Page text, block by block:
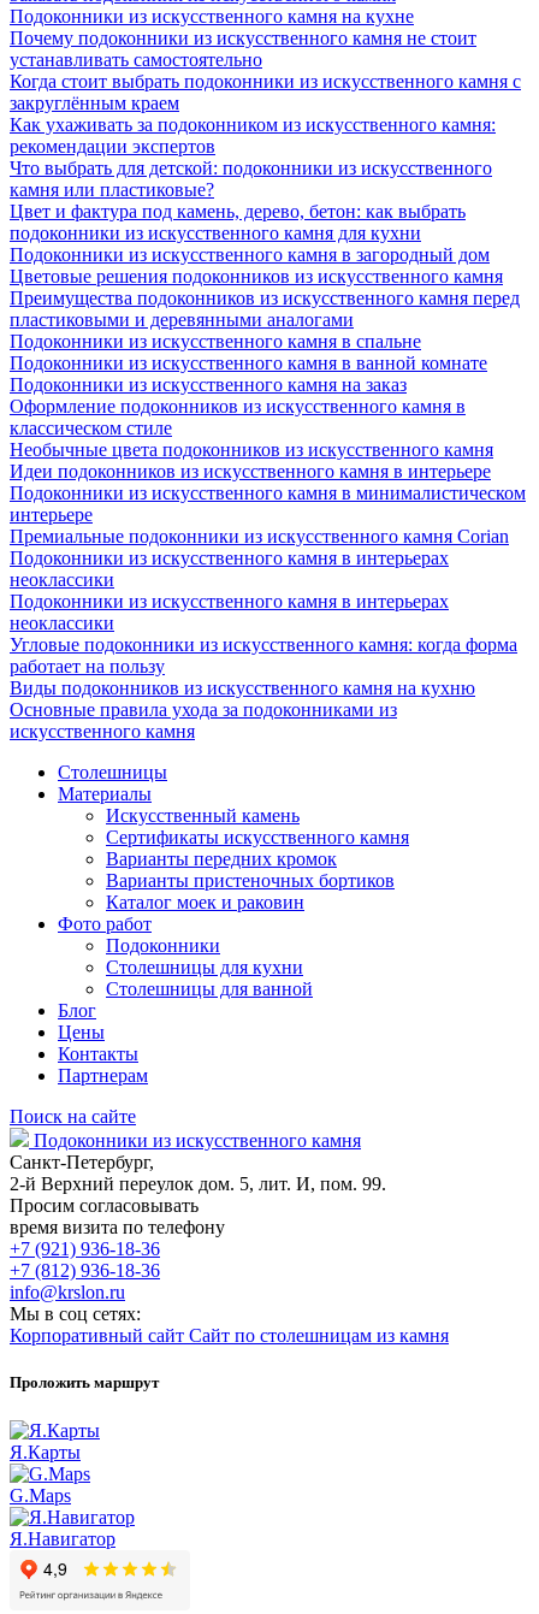
Подоконники из искусственного камня на кухне
Почему подоконники из искусственного камня не стоит
устанавливать самостоятельно
Когда стоит выбрать подоконники из искусственного камня с
закруглённым краем
Как ухаживать за подоконником из искусственного камня:
рекомендации экспертов
Что выбрать для детской: подоконники из искусственного
камня или пластиковые?
Цвет и фактура под камень, дерево, бетон: как выбрать
подоконники из искусственного камня для кухни
Подоконники из искусственного камня в загородный дом
Цветовые решения подоконников из искусственного камня
Преимущества подоконников из искусственного камня перед
пластиковыми и деревянными аналогами
Подоконники из искусственного камня в спальне
Подоконники из искусственного камня в ванной комнате
Подоконники из искусственного камня на заказ
Оформление подоконников из искусственного камня в
классическом стиле
Необычные цвета подоконников из искусственного камня
Идеи подоконников из искусственного камня в интерьере
Подоконники из искусственного камня в минималистическом
интерьере
Премиальные подоконники из искусственного камня Corian
Подоконники из искусственного камня в интерьерах
неоклассики
Подоконники из искусственного камня в интерьерах
неоклассики
Угловые подоконники из искусственного камня: когда форма
работает на пользу
Виды подоконников из искусственного камня на кухню
Основные правила ухода за подоконниками из
искусственного камня
Столешницы
Материалы
Искусственный камень
Сертификаты искусственного камня
Варианты передних кромок
Варианты пристеночных бортиков
Каталог моек и раковин
Фото работ
Подоконники
Столешницы для кухни
Столешницы для ванной
Блог
Цены
Контакты
Партнерам
Поиск на сайте
Подоконники из искусственного камня
Санкт-Петербург,
2-й Верхний переулок дом. 5, лит. И, пом. 99.
Просим согласовывать
время визита по телефону
+7 (921) 936-18-36
+7 (812) 936-18-36
info@krslon.ru
Мы в соц сетях:
Корпоративный сайт Сайт по столешницам из камня
Проложить маршрут
Я.Карты
G.Maps
Я.Навигатор